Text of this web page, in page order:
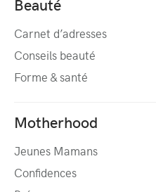
Carnet d’adresses
Conseils beauté
Forme & santé
Motherhood
Jeunes Mamans
Confidences